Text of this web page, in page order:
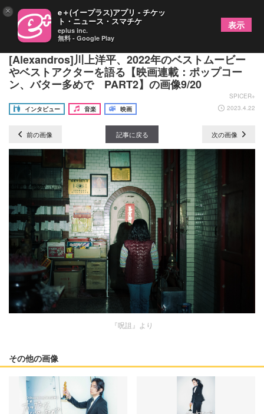
独断と偏見で選ぶカワカミー賞発表！
[Alexandros]川上洋平、2022年のベストムービー
やベストアクターを語る【映画連載：ポップコー
ン、バター多めで PART2】の画像9/20
SPICER+
インタビュー
音楽 映画 2023.4.22
前の画像 記事に戻る 次の画像
『呪詛』より
その他の画像
× e＋(イープラス)アプリ - チケッ
ト・ニュース・スマチケ
eplus inc.
無料 - Google Play
表示